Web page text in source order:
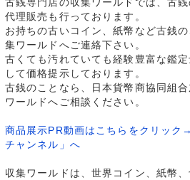
古銭専門店の収集ワールドでは、古銭
代理販売も行っております。
お持ちの古いコイン、紙幣など古銭
集ワールドへご連絡下さい。
古くても汚れていても経験豊富な鑑
して価格提示しております。
古銭のことなら、日本貨幣商協同組
ワールドへご相談ください。
商品展示PR動画はこちらをクリッ
チャンネル」へ
収集ワールドは、世界コイン、紙幣